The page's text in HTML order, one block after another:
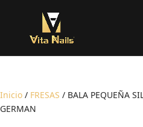
Inicio / FRESAS / BALA PEQUEÑA
GERMAN